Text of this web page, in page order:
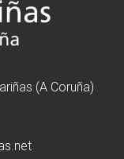
(A Coruña)